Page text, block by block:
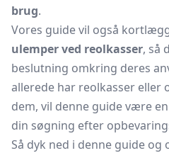
brug.
Vores guide vil også
ulemper ved reolkasser, så
beslutning omkring deres
allerede har reolkasser eller
dem, vil denne guide være
din søgning efter
Så dyk ned i denne guide og